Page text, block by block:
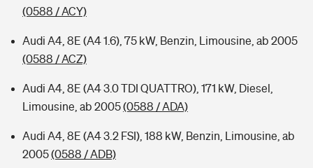
(0588 / ACY)
Audi A4, 8E (A4 1.6), 75 kW, Benzin, Limousine, ab 2005
(0588 / ACZ)
Audi A4, 8E (A4 3.0 TDI QUATTRO), 171 kW, Diesel,
Limousine, ab 2005(0588 / ADA)
Audi A4, 8E (A4 3.2 FSI), 188 kW, Benzin, Limousine, ab
2005(0588 / ADB)